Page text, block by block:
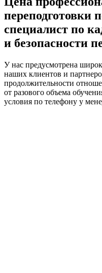
переподготовки
специалист по
и безопасности
У нас предусмотрена
наших клиентов и
продолжительности
от разового объема
условия по телефону у